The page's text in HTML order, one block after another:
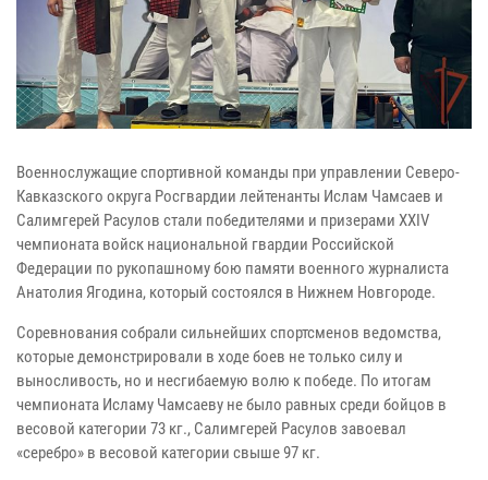
Военнослужащие спортивной команды при управлении Северо-
Кавказского округа Росгвардии лейтенанты Ислам Чамсаев и
Салимгерей Расулов стали победителями и призерами XХIV
чемпионата войск национальной гвардии Российской
Федерации по рукопашному бою памяти военного журналиста
Анатолия Ягодина, который состоялся в Нижнем Новгороде.
Соревнования собрали сильнейших спортсменов ведомства,
которые демонстрировали в ходе боев не только силу и
выносливость, но и несгибаемую волю к победе. По итогам
чемпионата Исламу Чамсаеву не было равных среди бойцов в
весовой категории 73 кг., Салимгерей Расулов завоевал
«серебро» в весовой категории свыше 97 кг.